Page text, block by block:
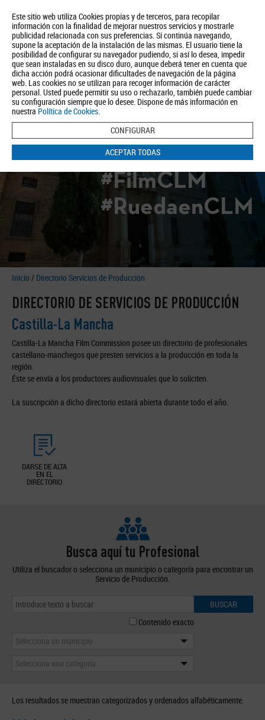
Este sitio web utiliza Cookies propias y de terceros, para recopilar
información con la finalidad de mejorar nuestros servicios y mostrarle
publicidad relacionada con sus preferencias. Si continúa navegando,
supone la aceptación de la instalación de las mismas. El usuario tiene la
posibilidad de configurar su navegador pudiendo, si así lo desea, impedir
que sean instaladas en su disco duro, aunque deberá tener en cuenta que
dicha acción podrá ocasionar dificultades de navegación de la página
web. Las cookies no se utilizan para recoger información de carácter
personal. Usted puede permitir su uso o rechazarlo, también puede cambiar
su configuración siempre que lo desee. Dispone de más información en
nuestra Política de Cookies.
CONFIGURAR
ACEPTAR TODAS
Quiénes somos Turismo Política de Privacidad Aviso Legal
Política de Cookies
BUSCAR
#FilmCLM
#RuedaenCLM
Inicio / Directorio Servicios de Producción
DIRECTORIO DE SERVICIOS DE PRODUCCIÓN
Castilla-La Mancha
Castilla-La Mancha Film Commission posee un directorio de profesionales
castellano-manchegos que presten servicios a la producción en toda la
región.
Éste se envía a los productores audiovisuales que lo soliciten.
La suscripción a dicho directorio estará abierta durante todo el año.
DARSE DE ALTA
EN EL
DIRECTORIO
Busca aquí tu Profesional
Utiliza el buscador o selecciona un municipio o categoría para encontrar un
Servicio de Producción.
BUSCAR
Contenido exacto
Selecciona un municipio
Selecciona una categoría
Los resultados se muestran categorizados y ordenados alfabéticamente.